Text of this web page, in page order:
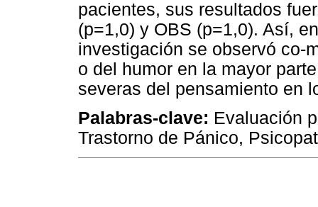
pacientes, sus resultados
(p=1,0) y OBS (p=1,0). Así,
investigación se observó co-
o del humor en la mayor
severas del pensamiento en
Palabras-clave: Evaluación
Trastorno de Pánico,